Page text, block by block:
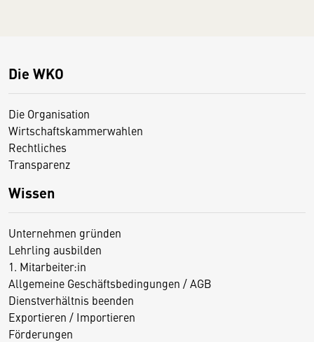
Die WKO
Die Organisation
Wirtschaftskammerwahlen
Rechtliches
Transparenz
Wissen
Unternehmen gründen
Lehrling ausbilden
1. Mitarbeiter:in
Allgemeine Geschäftsbedingungen / AGB
Dienstverhältnis beenden
Exportieren / Importieren
Förderungen